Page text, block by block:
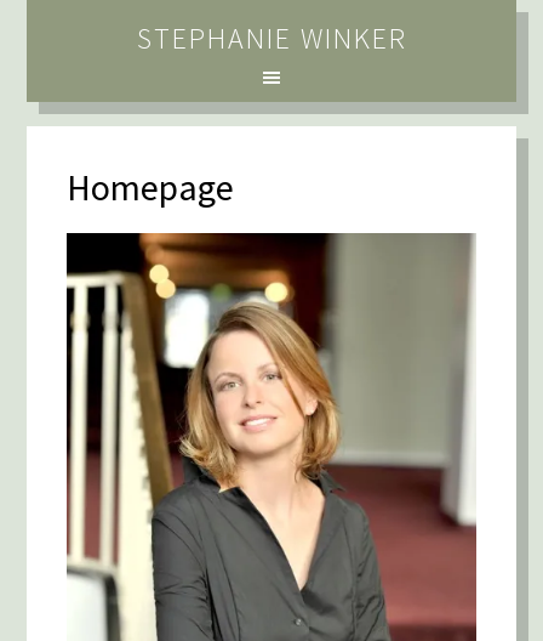
STEPHANIE WINKER
Homepage